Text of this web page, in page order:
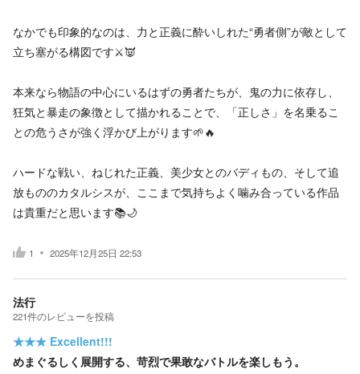
なかでも印象的なのは、力と正義に酔いしれた“勇者側”が敵として
立ち塞がる構図です⚔️👿
本来なら物語の中心にいるはずの勇者たちが、鬼の力に依存し、
狂気と暴走の象徴として描かれることで、「正しさ」を名乗るこ
との危うさが強く浮かび上がります🌱🔥
ハードな戦い、ねじれた正義、美少女とのバディもの、そして追
放もののカタルシスが、ここまで気持ちよく噛み合っている作品
は貴重だと思います📚🌙
1 2025年12月25日 22:53
法行
221件のレビューを投稿
★★★ Excellent!!!
めまぐるしく展開する、苛烈で果敢なバトルを楽しもう。